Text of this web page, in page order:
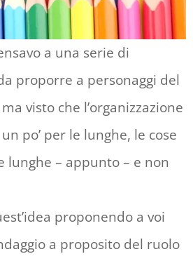
a una serie di
proporre a personaggi del
visto che l’organizzazione
po’ per le lunghe, le cose
lunghe – appunto – e non
proponendo a voi
a proposito del ruolo